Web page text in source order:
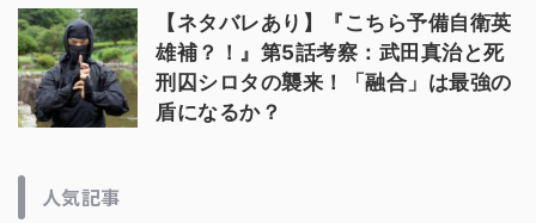
【ネタバレあり】『こちら予備自衛英
雄補？！』第5話考察：武田真治と死
刑囚シロタの襲来！「融合」は最強の
盾になるか？
人気記事